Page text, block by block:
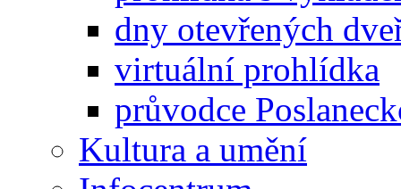
dny otevřených
virtuální prohlídka
průvodce
Kultura a umění